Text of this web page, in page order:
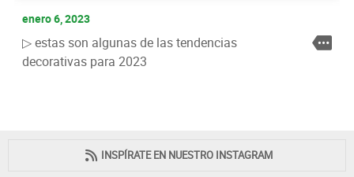
enero 6, 2023
▷ estas son algunas de las tendencias
decorativas para 2023
INSPÍRATE EN NUESTRO INSTAGRAM